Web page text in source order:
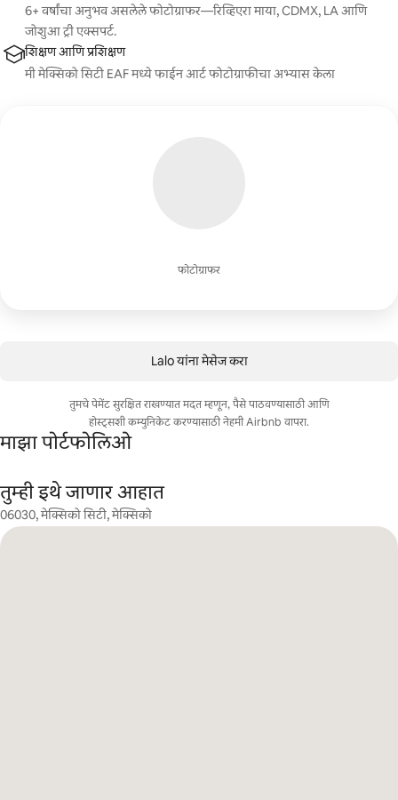
फोटोग्राफर
6+ वर्षांचा अनुभव असलेले फोटोग्राफर—रिव्हिएरा माया, CDMX, LA आणि
जोशुआ ट्री एक्सपर्ट.
शिक्षण आणि प्रशिक्षण
मी मेक्सिको सिटी EAF मध्ये फाईन आर्ट फोटोग्राफीचा अभ्यास केला
Lalo यांना मेसेज करा
तुमचे पेमेंट सुरक्षित राखण्यात मदत म्हणून, पैसे पाठवण्यासाठी आणि
होस्ट्सशी कम्युनिकेट करण्यासाठी नेहमी Airbnb वापरा.
माझा पोर्टफोलिओ
तुम्ही इथे जाणार आहात
06030, मेक्सिको सिटी, मेक्सिको